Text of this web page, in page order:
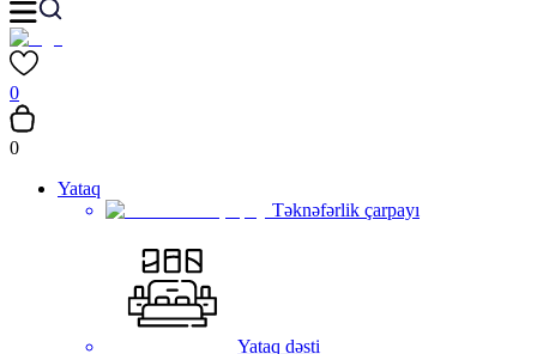
0
0
Yataq
Təknəfərlik çarpayı
Yataq dəsti